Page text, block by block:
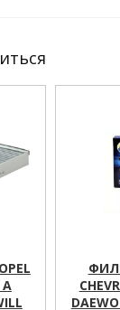
A